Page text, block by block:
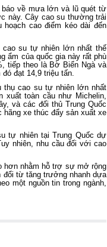
báo về mưa lớn và lũ quét từ
này. Cây cao su thường trải
cao điểm kéo dài đến
cao su tự nhiên lớn nhất thế
ẩm của quốc gia này rất phù
tiếp theo là Bờ Biển Ngà và
đạt 14,9 triệu tấn.
thụ cao su tự nhiên lớn nhất
xuất toàn cầu như Michelin,
và các đối thủ Trung Quốc
hãng xe thúc đẩy sản xuất xe
tự nhiên tại Trung Quốc dự
nhiên, nhu cầu đối với cao
hơn nhằm hỗ trợ sự mở rộng
đổi từ tăng trưởng nhanh dựa
một nguồn tin trong ngành,